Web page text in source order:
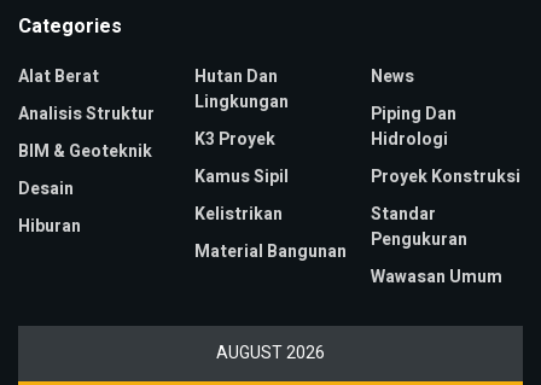
Categories
Alat Berat
Analisis Struktur
BIM & Geoteknik
Desain
Hiburan
Hutan Dan
Lingkungan
K3 Proyek
Kamus Sipil
Kelistrikan
Material Bangunan
News
Piping Dan
Hidrologi
Proyek Konstruksi
Standar
Pengukuran
Wawasan Umum
AUGUST 2026